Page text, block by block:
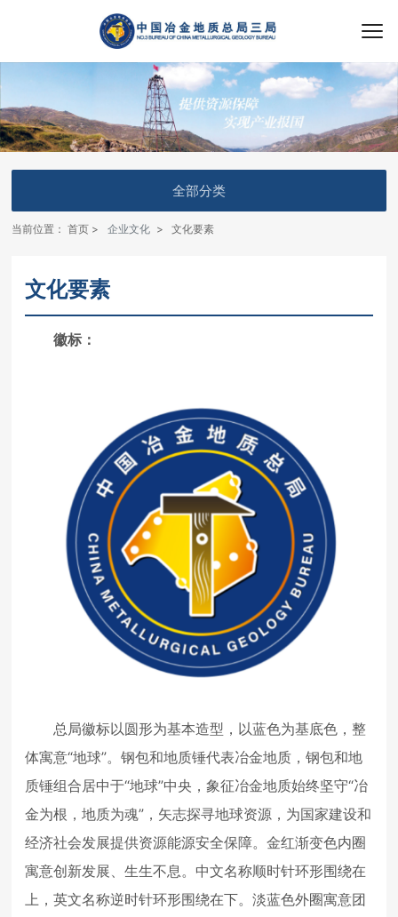
全部分类
当前位置： 首页 企业文化 文化要素
文化要素
徽标：
总局徽标以圆形为基本造型，以蓝色为基底色，整
体寓意“地球”。钢包和地质锤代表冶金地质，钢包和地
质锤组合居中于“地球”中央，象征冶金地质始终坚守“冶
金为根，地质为魂”，矢志探寻地球资源，为国家建设和
经济社会发展提供资源能源安全保障。金红渐变色内圈
寓意创新发展、生生不息。中文名称顺时针环形围绕在
上，英文名称逆时针环形围绕在下。淡蓝色外圈寓意团